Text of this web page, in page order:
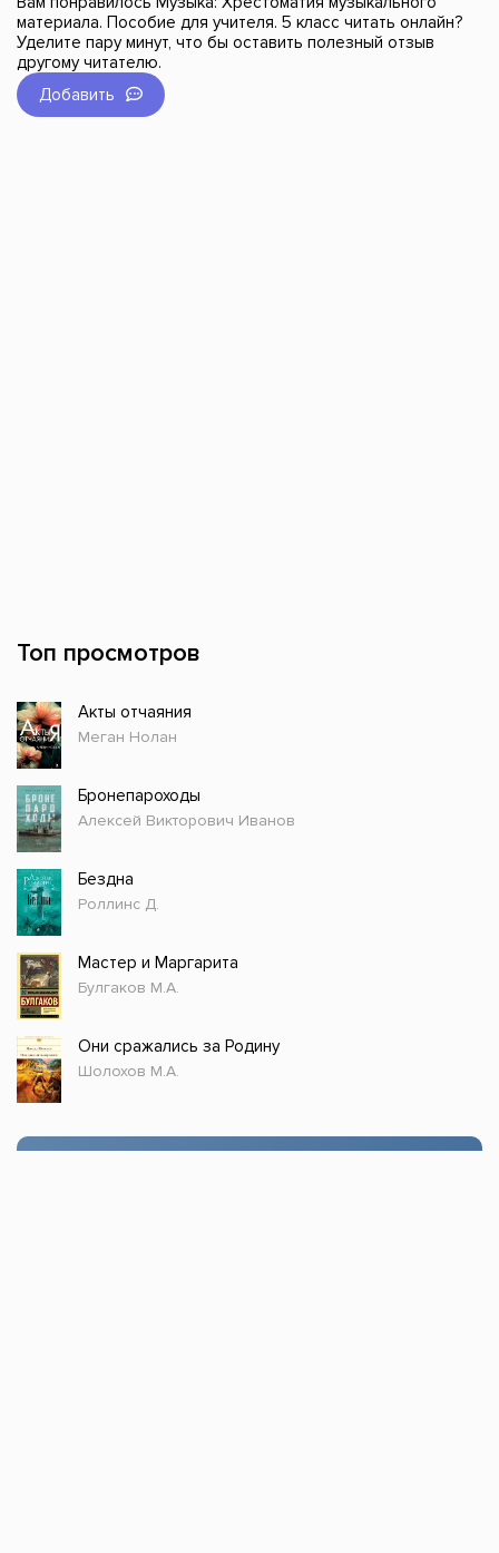
материала. Пособие для учителя. 5 класс читать онлайн?
Уделите пару минут, что бы оставить полезный отзыв
другому читателю.
Добавить
Топ просмотров
Акты отчаяния
Меган Нолан
Бронепароходы
Алексей Викторович Иванов
Бездна
Роллинс Д.
Мастер и Маргарита
Булгаков М.А.
Они сражались за Родину
Шолохов М.А.